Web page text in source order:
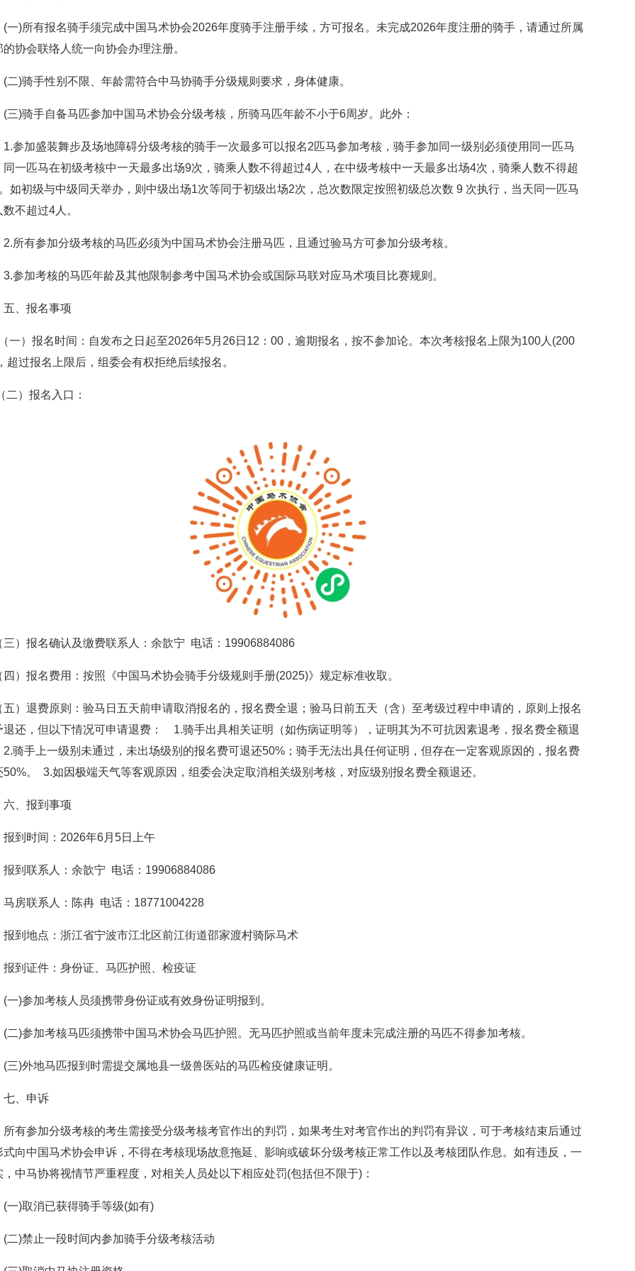
)所有报名骑手须完成中国马术协会2026年度骑手注册手续，方可报名。未完成2026年度注册的骑手，请通过所属
的协会联络人统一向协会办理注册。
)骑手性别不限、年龄需符合中马协骑手分级规则要求，身体健康。
)骑手自备马匹参加中国马术协会分级考核，所骑马匹年龄不小于6周岁。此外：
加盛装舞步及场地障碍分级考核的骑手一次最多可以报名2匹马参加考核，骑手参加同一级别必须使用同一匹马
同一匹马在初级考核中一天最多出场9次，骑乘人数不得超过4人，在中级考核中一天最多出场4次，骑乘人数不得超
如初级与中级同天举办，则中级出场1次等同于初级出场2次，总次数限定按照初级总次数 9 次执行，当天同一匹马
不超过4人。
有参加分级考核的马匹必须为中国马术协会注册马匹，且通过验马方可参加分级考核。
加考核的马匹年龄及其他限制参考中国马术协会或国际马联对应马术项目比赛规则。
、报名事项
一）报名时间：自发布之日起至2026年5月26日12：00，逾期报名，按不参加论。本次考核报名上限为100人(200
超过报名上限后，组委会有权拒绝后续报名。
二）报名入口：
三）报名确认及缴费联系人：余歆宁 电话：19906884086
四）报名费用：按照《中国马术协会骑手分级规则手册(2025)》规定标准收取。
五）退费原则：验马日五天前申请取消报名的，报名费全退；验马日前五天（含）至考级过程中申请的，原则上报名
退还，但以下情况可申请退费： 1.骑手出具相关证明（如伤病证明等），证明其为不可抗因素退考，报名费全额退
骑手上一级别未通过，未出场级别的报名费可退还50%；骑手无法出具任何证明，但存在一定客观原因的，报名费
50%。 3.如因极端天气等客观原因，组委会决定取消相关级别考核，对应级别报名费全额退还。
、报到事项
到时间：2026年6月5日上午
到联系人：余歆宁 电话：19906884086
房联系人：陈冉 电话：18771004228
到地点：浙江省宁波市江北区前江街道邵家渡村骑际马术
到证件：身份证、马匹护照、检疫证
)参加考核人员须携带身份证或有效身份证明报到。
)参加考核马匹须携带中国马术协会马匹护照。无马匹护照或当前年度未完成注册的马匹不得参加考核。
)外地马匹报到时需提交属地县一级兽医站的马匹检疫健康证明。
、申诉
有参加分级考核的考生需接受分级考核考官作出的判罚，如果考生对考官作出的判罚有异议，可于考核结束后通过
式向中国马术协会申诉，不得在考核现场故意拖延、影响或破坏分级考核正常工作以及考核团队作息。如有违反，一
，中马协将视情节严重程度，对相关人员处以下相应处罚(包括但不限于)：
)取消已获得骑手等级(如有)
)禁止一段时间内参加骑手分级考核活动